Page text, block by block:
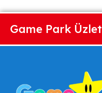
Game Park Üzlet